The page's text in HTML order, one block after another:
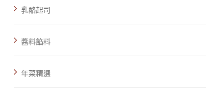
乳酪起司
醬料餡料
年菜精選